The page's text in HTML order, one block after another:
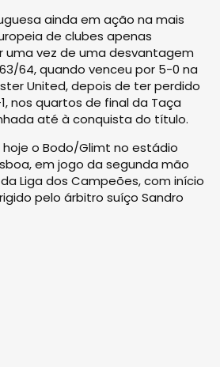
ainda em ação na mais
de clubes apenas
uma vez de uma desvantagem
64, quando venceu por 5-0 na
United, depois de ter perdido
nos quartos de final da Taça
até à conquista do título.
o Bodo/Glimt no estádio
em jogo da segunda mão
Liga dos Campeões, com início
pelo árbitro suíço Sandro